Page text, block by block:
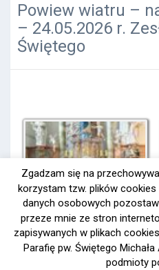
Powiew wiatru –
– 24.05.2026 r.
Świętego
Zgadzam się na
korzystam tzw. plików
danych osobowych
przeze mnie ze stron
zapisywanych w plikach
Parafię pw. Świętego
podmioty